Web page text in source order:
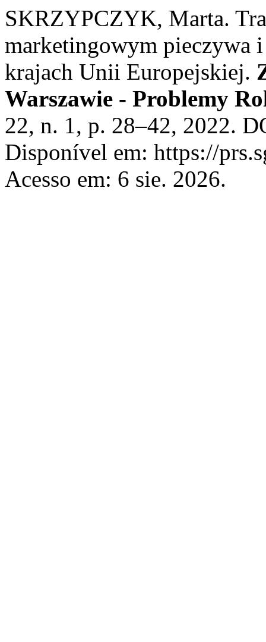
SKRZYPCZYK, Marta.
marketingowym pieczywa
krajach Unii Europejskiej.
Warszawie - Problemy
22, n. 1, p. 28–42, 2022.
Disponível em: https://
Acesso em: 6 sie. 2026.